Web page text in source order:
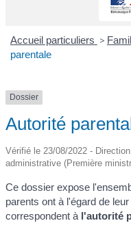
Accueil particuliers >
parentale
Dossier
Autorité
Vérifié le 23/08/2022 -
administrative (Première
Ce dossier expose
parents ont à l'égard de
correspondent à l'autorité